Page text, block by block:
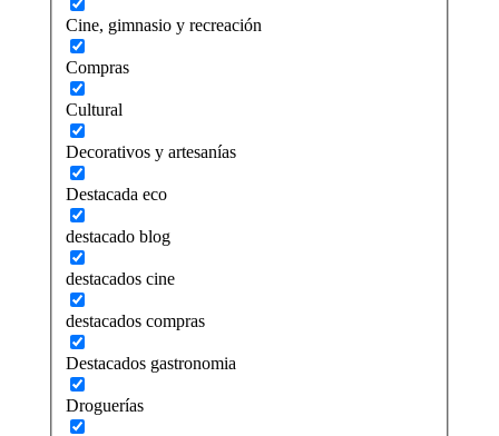
Cine, gimnasio y recreación
Compras
Cultural
Decorativos y artesanías
Destacada eco
destacado blog
destacados cine
destacados compras
Destacados gastronomia
Droguerías